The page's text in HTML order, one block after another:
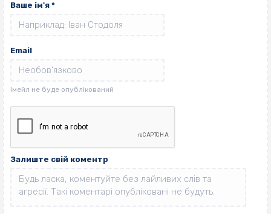
Ваше ім'я *
Email
Залиште свій коментр